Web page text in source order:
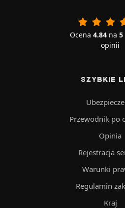
Ocena 4.84 na 5
opinii
SZYBKIE
Przewodnik po
Opinia
Rejestracja
Warunki
Regulamin
Kraj